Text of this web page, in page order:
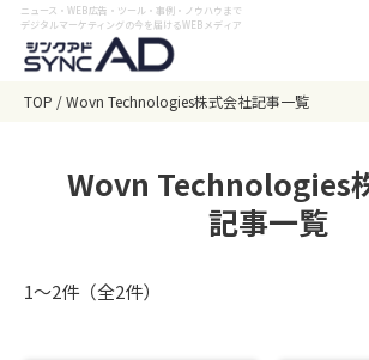
ニュース・WEB広告・ツール・事例・ノウハウまで
デジタルマーケティングの今を届けるWEBメディア
TOP Wovn Technologies株式会社記事一覧
Wovn Technologies
記事一覧
1〜2件（全2件）